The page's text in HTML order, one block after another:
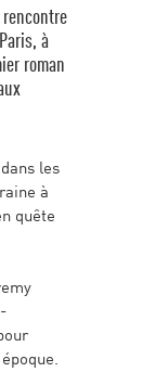
à
roman
les
à
quête